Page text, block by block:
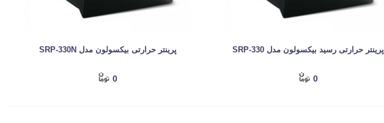
پرینتر حرارتی رسید بیکسولون مدل SRP-330
0
پرینتر حرارتی بیکسولون مدل SRP-330N
0